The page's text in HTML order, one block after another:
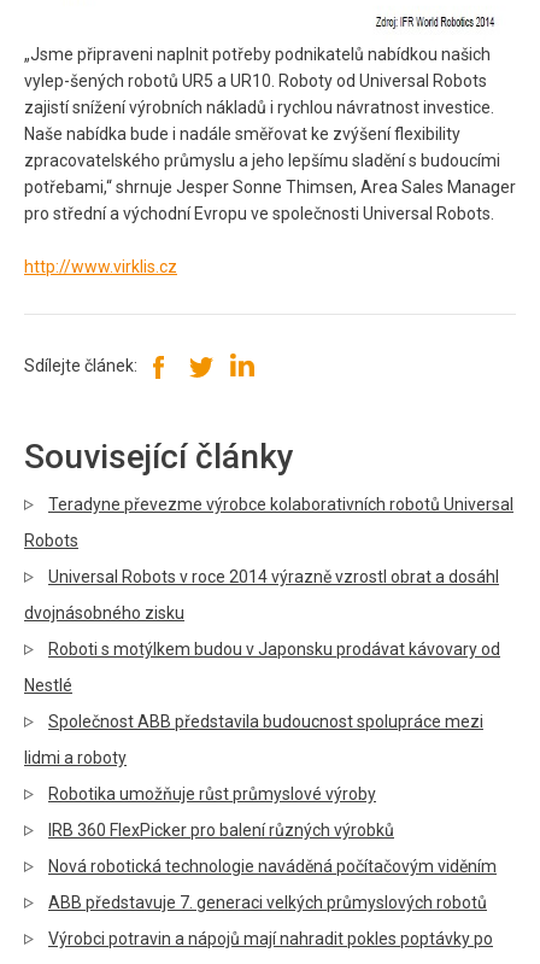
„Jsme připraveni naplnit potřeby podnikatelů nabídkou našich
vylep-šených robotů UR5 a UR10. Roboty od Universal Robots
zajistí snížení výrobních nákladů i rychlou návratnost investice.
Naše nabídka bude i nadále směřovat ke zvýšení flexibility
zpracovatelského průmyslu a jeho lepšímu sladění s budoucími
potřebami,“ shrnuje Jesper Sonne Thimsen, Area Sales Manager
pro střední a východní Evropu ve společnosti Universal Robots.
http://www.virklis.cz
Sdílejte článek:
Související články
Teradyne převezme výrobce kolaborativních robotů Universal
Robots
Universal Robots v roce 2014 výrazně vzrostl obrat a dosáhl
dvojnásobného zisku
Roboti s motýlkem budou v Japonsku prodávat kávovary od
Nestlé
Společnost ABB představila budoucnost spolupráce mezi
lidmi a roboty
Robotika umožňuje růst průmyslové výroby
IRB 360 FlexPicker pro balení různých výrobků
Nová robotická technologie naváděná počítačovým viděním
ABB představuje 7. generaci velkých průmyslových robotů
Výrobci potravin a nápojů mají nahradit pokles poptávky po